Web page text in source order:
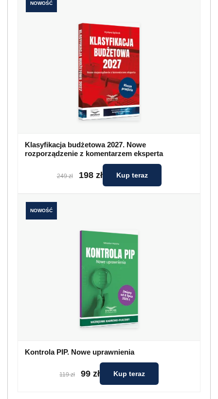
NOWOŚĆ
Klasyfikacja budżetowa 2027. Nowe
rozporządzenie z komentarzem eksperta
249 zł 198 zł Kup teraz
NOWOŚĆ
Kontrola PIP. Nowe uprawnienia
119 zł 99 zł Kup teraz